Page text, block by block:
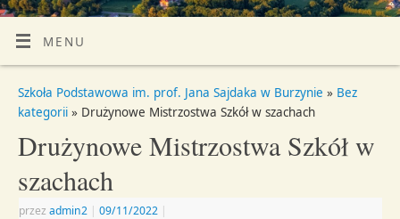
MENU
Szkoła Podstawowa im. prof. Jana Sajdaka w Burzynie » Bez
kategorii » Drużynowe Mistrzostwa Szkół w szachach
Drużynowe Mistrzostwa Szkół w
szachach
przezadmin2 | 09/11/2022 |